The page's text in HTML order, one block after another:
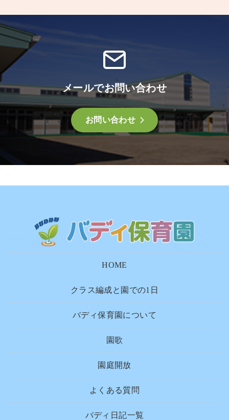
メールでお問い合わせ
お問い合わせ
HOME
クラス編成と園での1日
バディ保育園について
園歌
園庭開放
よくある質問
バディ日記一覧